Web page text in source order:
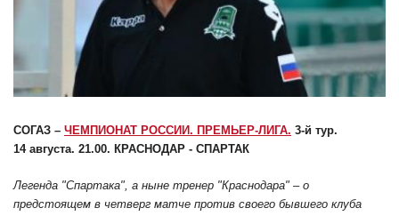
СОГАЗ – ЧЕМПИОНАТ РОССИИ. ПРЕМЬЕР-ЛИГА. 3-й тур.
14 августа. 21.00. КРАСНОДАР - СПАРТАК
Легенда "Спартака", а ныне тренер "Краснодара" – о
предстоящем в четверг матче против своего бывшего клуба